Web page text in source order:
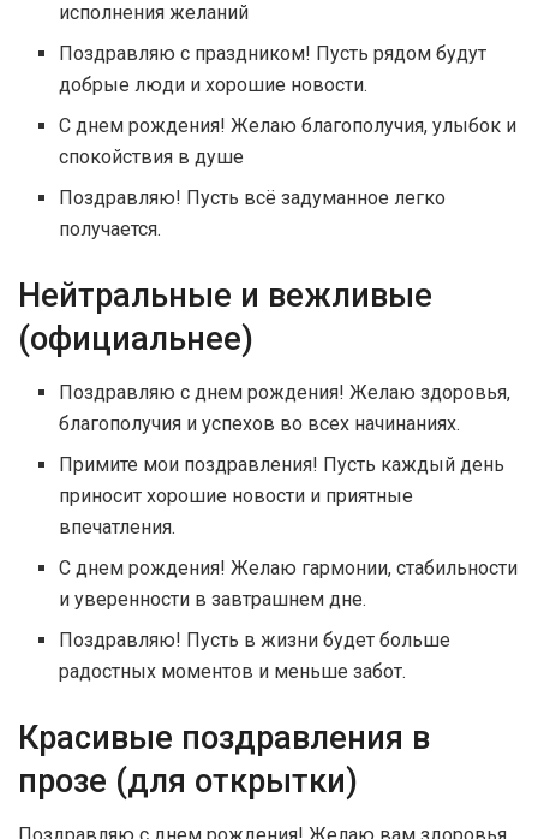
исполнения желаний
Поздравляю с праздником! Пусть рядом будут
добрые люди и хорошие новости.
С днем рождения! Желаю благополучия, улыбок и
спокойствия в душе
Поздравляю! Пусть всё задуманное легко
получается.
Нейтральные и вежливые
(официальнее)
Поздравляю с днем рождения! Желаю здоровья,
благополучия и успехов во всех начинаниях.
Примите мои поздравления! Пусть каждый день
приносит хорошие новости и приятные
впечатления.
С днем рождения! Желаю гармонии, стабильности
и уверенности в завтрашнем дне.
Поздравляю! Пусть в жизни будет больше
радостных моментов и меньше забот.
Красивые поздравления в
прозе (для открытки)
Поздравляю с днем рождения! Желаю вам здоровья,